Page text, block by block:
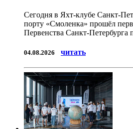
Сегодня в Яхт-клубе Санкт-
порту «Смоленка» прошёл
Первенства Санкт-Петербурга
04.08.2026 читать